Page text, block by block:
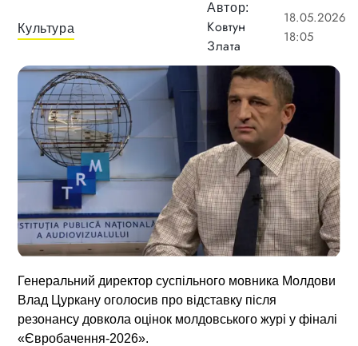
Культура
Автор:
Ковтун
Злата
18.05.2026
18:05
Генеральний директор суспільного мовника Молдови
Влад Цуркану оголосив про відставку після
резонансу довкола оцінок молдовського журі у фіналі
«Євробачення-2026».